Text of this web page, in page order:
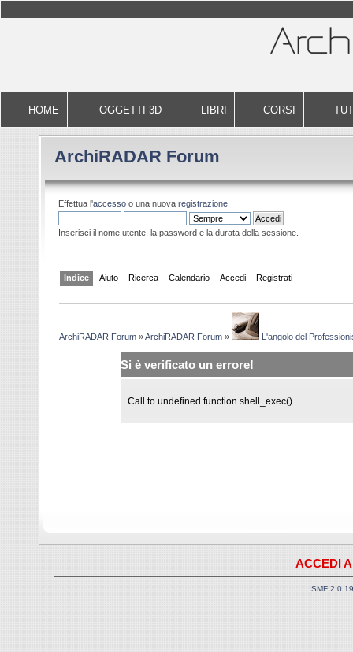
HOME OGGETTI 3D LIBRI CORSI
ArchiRADAR Forum
Effettua l'accesso o una nuova registrazione.
Inserisci il nome utente, la password e la durata della sessione.
Indice Aiuto Ricerca Calendario Accedi Registrati
ArchiRADAR Forum »ArchiRADAR Forum » L'angolo del
Si è verificato un errore!
Call to undefined function shell_exec()
ACCEDI
SMF 2.0.19